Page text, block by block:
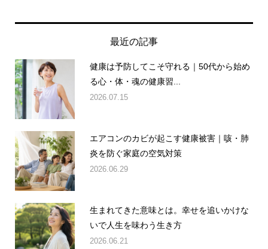
最近の記事
健康は予防してこそ守れる｜50代から始め
る心・体・魂の健康習...
2026.07.15
エアコンのカビが起こす健康被害｜咳・肺
炎を防ぐ家庭の空気対策
2026.06.29
生まれてきた意味とは。幸せを追いかけな
いで人生を味わう生き方
2026.06.21